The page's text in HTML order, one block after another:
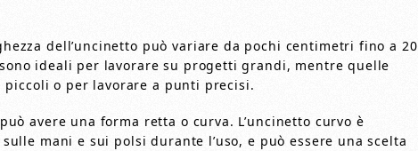
dell’uncinetto può variare da pochi centimetri fino a 20
ideali per lavorare su progetti grandi, mentre quelle
o per lavorare a punti precisi.
avere una forma retta o curva. L’uncinetto curvo è
mani e sui polsi durante l’uso, e può essere una scelta